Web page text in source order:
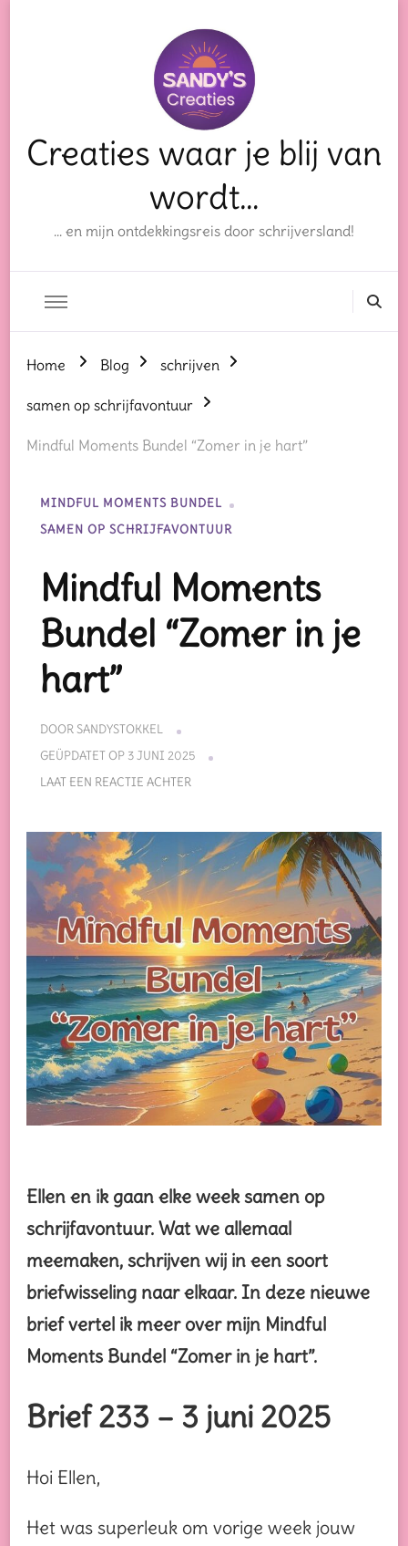
Creaties waar je blij van
wordt…
… en mijn ontdekkingsreis door schrijversland!
Home Blog schrijven
samen op schrijfavontuur
Mindful Moments Bundel “Zomer in je hart”
MINDFUL MOMENTS BUNDEL
SAMEN OP SCHRIJFAVONTUUR
Mindful Moments
Bundel “Zomer in je
hart”
DOORSANDYSTOKKEL
GEÜPDATET OP 3 JUNI 2025
LAAT EEN REACTIE ACHTER
BUNDEL
“ZOMER
IN
JE
HART”
Ellen en ik gaan elke week samen op
schrijfavontuur. Wat we allemaal
meemaken, schrijven wij in een soort
briefwisseling naar elkaar. In deze nieuwe
brief vertel ik meer over mijn Mindful
Moments Bundel “Zomer in je hart”.
Brief 233 – 3 juni 2025
Hoi Ellen,
Het was superleuk om vorige week jouw